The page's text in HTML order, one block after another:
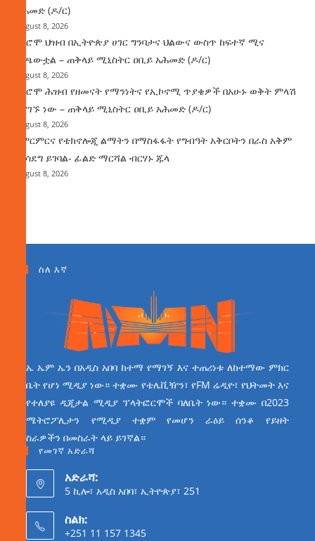
አሕመድ (ዶ/ር)
August 8, 2026
የኦሮሞ ህዝብ በኢትዮጵያ ሀገር ግንባታና ህልውና ውስጥ ከፍተኛ ሚና
ተጫውቷል – ጠቅላይ ሚኒስትር ዐቢይ አሕመድ (ዶ/ር)
August 8, 2026
የኦሮሞ ሕዝብ የዘመናት የማንነትና የኢኮኖሚ ጥያቄዎች በአሁኑ ወቅት ምላሽ
እያገኙ ነው – ጠቅላይ ሚኒስትር ዐቢይ አሕመድ (ዶ/ር)
August 8, 2026
የምርምርና የቴክኖሎጂ ልማትን በማስፋፋት የግብዓት አቅርቦትን በራስ አቅም
ማሳደግ ይገባል- ፊልድ ማርሻል ብርሃኑ ጁላ
August 8, 2026
ስለ እኛ
ኤ ኤም ኤን በአዲስ አበባ ከተማ የማገኝ እና ተጠሪነቱ ለከተማው ምክር
ቤት የሆነ ሚዲያ ነው። ተቋሙ የቴሌቪዥን፣ የFM ሬዲዮ፣ የህትመት እና
የተለያዩ ዲጂታል ሚዲያ ፕላትፎርሞች ባለቤት ነው። ተቋሙ በ2023
ሜትሮፖሊታን የሚዲያ ተቋም የመሆን ራዕይ ሰንቆ የይዘት
ስራዎችን በመስራት ላይ ይገኛል።
የመገኛ አድራሻ
አድራሻ:
5 ኪሎ፣ አዲስ አበባ፣ ኢትዮጵያ፣ 251
ስልክ:
+251 11 157 1345